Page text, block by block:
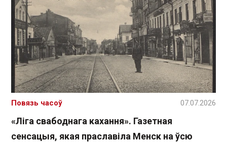
«Ліга свабоднага кахання». Газетная
сенсацыя, якая праславіла Менск на ўсю
Повязь часоў 07.07.2026